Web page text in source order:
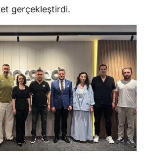
gerçekleştirdi.